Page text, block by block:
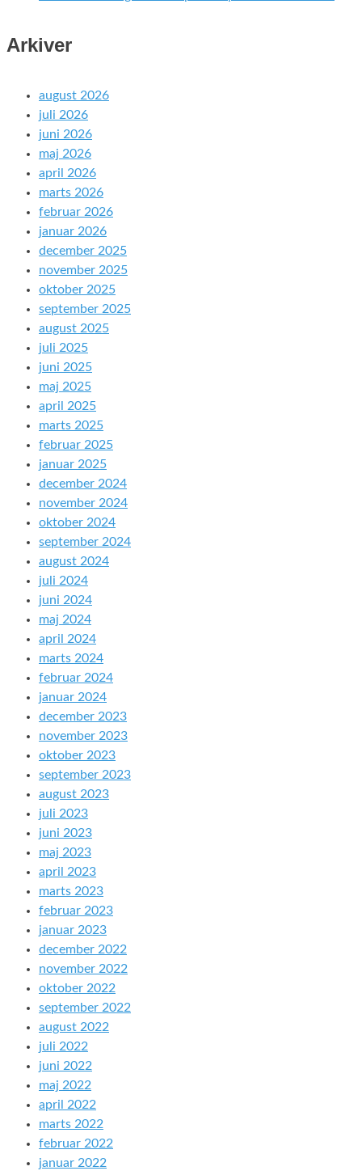
Arkiver
august 2026
juli 2026
juni 2026
maj 2026
april 2026
marts 2026
februar 2026
januar 2026
december 2025
november 2025
oktober 2025
september 2025
august 2025
juli 2025
juni 2025
maj 2025
april 2025
marts 2025
februar 2025
januar 2025
december 2024
november 2024
oktober 2024
september 2024
august 2024
juli 2024
juni 2024
maj 2024
april 2024
marts 2024
februar 2024
januar 2024
december 2023
november 2023
oktober 2023
september 2023
august 2023
juli 2023
juni 2023
maj 2023
april 2023
marts 2023
februar 2023
januar 2023
december 2022
november 2022
oktober 2022
september 2022
august 2022
juli 2022
juni 2022
maj 2022
april 2022
marts 2022
februar 2022
januar 2022